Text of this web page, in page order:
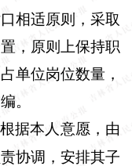
相适原则，采取
，原则上保持职
单位岗位数量，
。
据本人意愿，由
协调，安排其子